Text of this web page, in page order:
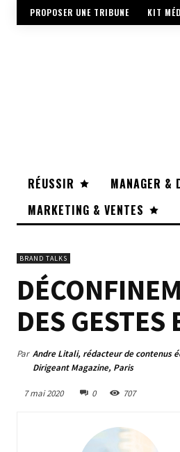
PROPOSER UNE TRIBUNE KIT
RÉUSSIR MANAGER &
MARKETING & VENTES
BRAND TALKS
DES
Par Andre Litali, rédacteur de contenus
Dirigeant Magazine, Paris
7 mai 2020 0 707